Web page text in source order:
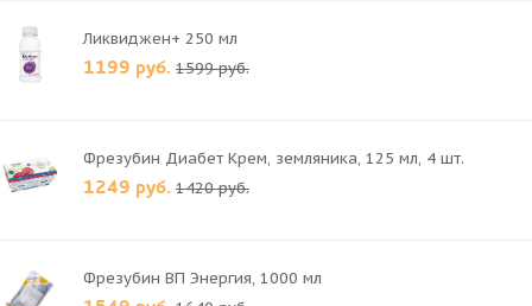
Ликвиджен+ 250 мл
1199 руб. 1599 руб.
Фрезубин Диабет Крем, земляника, 125 мл, 4 шт.
1249 руб. 1420 руб.
Фрезубин ВП Энергия, 1000 мл